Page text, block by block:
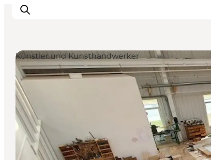
Aktivitäten
Essen und Trinken
Planen
Künstler und Kunsthandwerker